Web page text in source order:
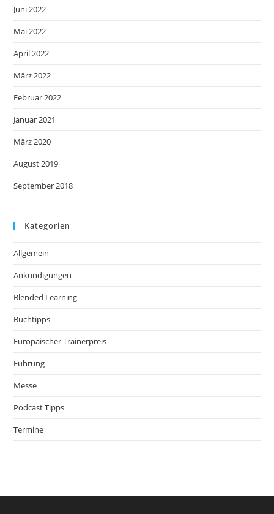
Juni 2022
Mai 2022
April 2022
März 2022
Februar 2022
Januar 2021
März 2020
August 2019
September 2018
Kategorien
Allgemein
Ankündigungen
Blended Learning
Buchtipps
Europäischer Trainerpreis
Führung
Messe
Podcast Tipps
Termine